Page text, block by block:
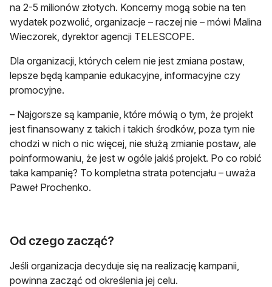
na 2-5 milionów złotych. Koncerny mogą sobie na ten
wydatek pozwolić, organizacje – raczej nie – mówi Malina
Wieczorek, dyrektor agencji TELESCOPE.
Dla organizacji, których celem nie jest zmiana postaw,
lepsze będą kampanie edukacyjne, informacyjne czy
promocyjne.
– Najgorsze są kampanie, które mówią o tym, że projekt
jest finansowany z takich i takich środków, poza tym nie
chodzi w nich o nic więcej, nie służą zmianie postaw, ale
poinformowaniu, że jest w ogóle jakiś projekt. Po co robić
taka kampanię? To kompletna strata potencjału – uważa
Paweł Prochenko.
Od czego zacząć?
Jeśli organizacja decyduje się na realizację kampanii,
powinna zacząć od określenia jej celu.